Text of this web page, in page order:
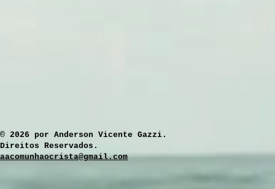
​© 2026 por Anderson Vicente Gazzi.
Direitos Reservados.
aacomunhaocrista@gmail.com